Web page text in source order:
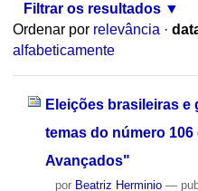
Filtrar os resultados
Ordenar por relevância ·
alfabeticamente
Eleições brasileiras
temas do número
Avançados"
por Beatriz Herminio —